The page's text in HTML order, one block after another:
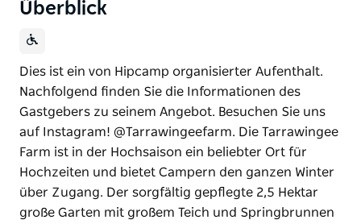
Überblick
Dies ist ein von Hipcamp organisierter Aufenthalt.
Nachfolgend finden Sie die Informationen des
Gastgebers zu seinem Angebot. Besuchen Sie uns
auf Instagram! @Tarrawingeefarm. Die Tarrawingee
Farm ist in der Hochsaison ein beliebter Ort für
Hochzeiten und bietet Campern den ganzen Winter
über Zugang. Der sorgfältig gepflegte 2,5 Hektar
große Garten mit großem Teich und Springbrunnen